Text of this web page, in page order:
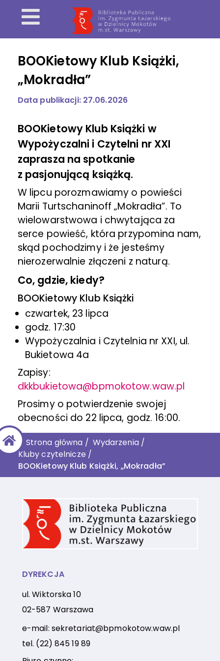
BOOKietowy Klub Książki,
„Mokradła”
Data publikacji: 27.06.2026
BOOKietowy Klub Książki w
Wypożyczalni i Czytelni nr XXI
zaprasza na spotkanie
z pasjonującą książką.
W lipcu porozmawiamy o powieści
Marii Turtschaninoff „Mokradła”. To
wielowarstwowa i chwytająca za
serce powieść, która przypomina nam,
skąd pochodzimy i że jesteśmy
nierozerwalnie złączeni z naturą.
Co, gdzie, kiedy?
BOOKietowy Klub Książki
czwartek, 23 lipca
godz. 17:30
Wypożyczalnia i Czytelnia nr XXI, ul.
Bukietowa 4a
Zapisy:
dkkbukietowa@bpmokotow.waw.pl
Prosimy o potwierdzenie swojej
obecności do 22 lipca, godz. 16:00.
Strona główna / Wydarzenia/
Kluby czytelnicze /
BOOKietowy Klub Książki, „Mokradła”
DYREKCJA
ul. Wiktorska 10
02-587 Warszawa
e-mail: sekretariat@bpmokotow.waw.pl
tel. (22) 845 19 89